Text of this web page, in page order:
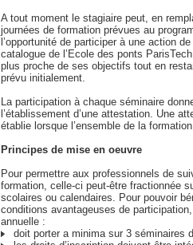
A tout moment le stagiaire peut, en
journées de formation prévues au
l’opportunité de participer à une action
catalogue de l’Ecole des ponts
plus proche de ses objectifs tout en
prévu initialement.
La participation à chaque séminaire
l’établissement d’une attestation. Une
établie lorsque l’ensemble de la
Principes de mise en oeuvre
Pour permettre aux professionnels de
formation, celle-ci peut-être fractionnée
scolaires ou calendaires. Pour pouvoir
conditions avantageuses de participation,
annuelle :
doit porter a minima sur 3 séminaires